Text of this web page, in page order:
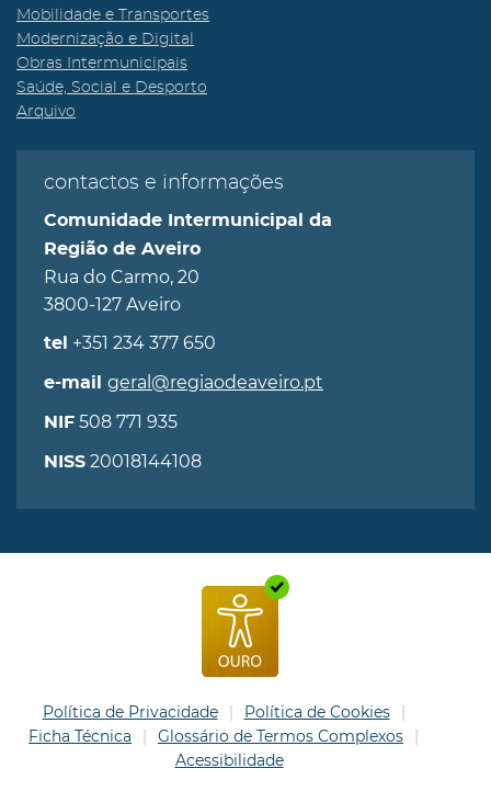
Mobilidade e Transportes
Modernização e Digital
Obras Intermunicipais
Saúde, Social e Desporto
Arquivo
contactos e informações
Comunidade Intermunicipal da
Região de Aveiro
Rua do Carmo, 20
3800-127 Aveiro
tel +351 234 377 650
e-mail geral@regiaodeaveiro.pt
NIF 508 771 935
NISS 20018144108
Política de Privacidade
Política de Cookies
Ficha Técnica
Glossário de Termos Complexos
Acessibilidade